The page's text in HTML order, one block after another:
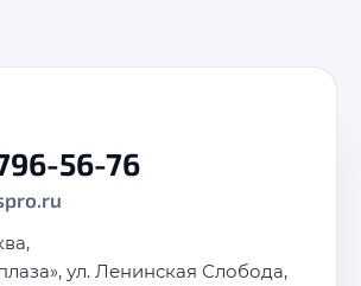
с
→
56-76
ул. Ленинская Слобода,